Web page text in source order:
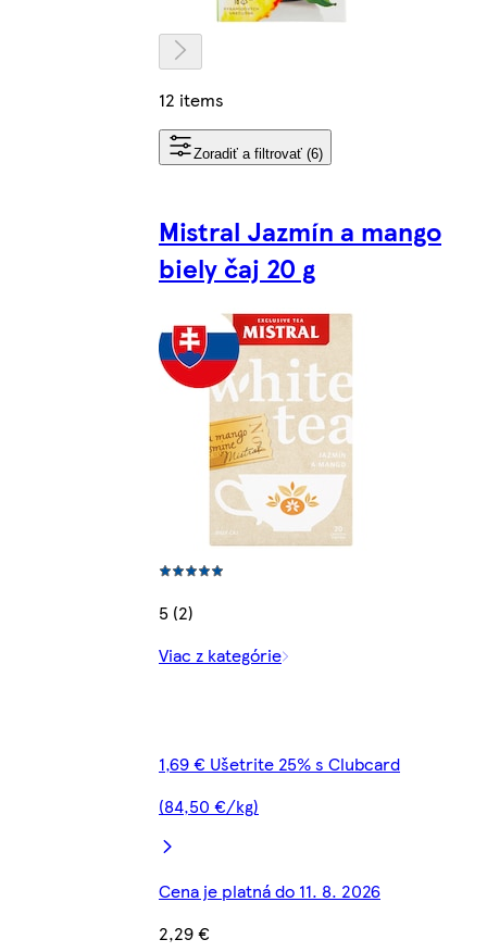
12 items
Zoradiť a filtrovať (6)
Mistral Jazmín a mango
biely čaj 20 g
5 (2)
Viac z kategórie
1,69 € Ušetrite 25% s Clubcard
(84,50 €/kg)
Cena je platná do 11. 8. 2026
2,29 €